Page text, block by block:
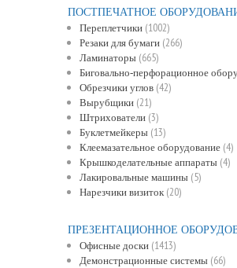
ПОСТПЕЧАТНОЕ
Переплетчики(1002)
Резаки для бумаги(266)
Ламинаторы(665)
Биговально-перфорационное
Обрезчики углов(42)
Вырубщики(21)
Штрихователи(3)
Буклетмейкеры(13)
Клеемазательное оборудование(4)
Крышкоделательные аппараты(4)
Лакировальные машины(5)
Нарезчики визиток(20)
ПРЕЗЕНТАЦИОННОЕ
Офисные доски(1413)
Демонстрационные системы(66)